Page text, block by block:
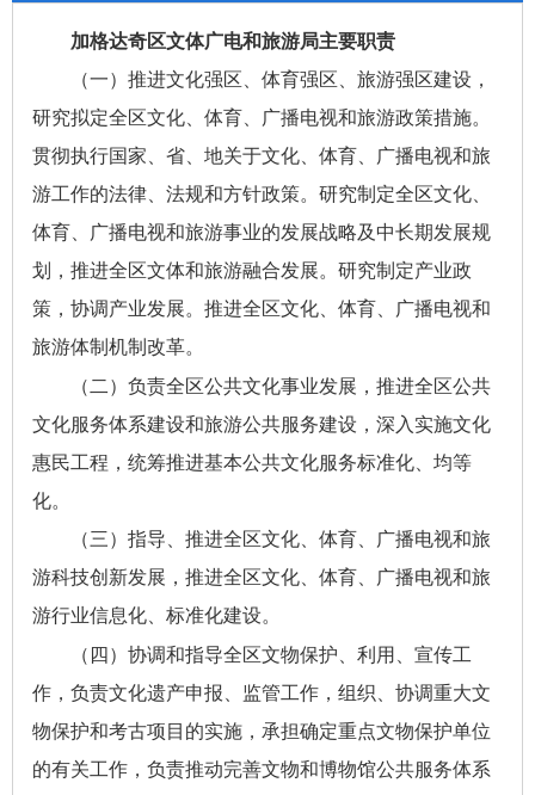
加格达奇区文体广电和旅游局主要职责
（一）推进文化强区、体育强区、旅游强区建设，
研究拟定全区文化、体育、广播电视和旅游政策措施。
贯彻执行国家、省、地关于文化、体育、广播电视和旅
游工作的法律、法规和方针政策。研究制定全区文化、
体育、广播电视和旅游事业的发展战略及中长期发展规
划，推进全区文体和旅游融合发展。研究制定产业政
策，协调产业发展。推进全区文化、体育、广播电视和
旅游体制机制改革。
（二）负责全区公共文化事业发展，推进全区公共
文化服务体系建设和旅游公共服务建设，深入实施文化
惠民工程，统筹推进基本公共文化服务标准化、均等
化。
（三）指导、推进全区文化、体育、广播电视和旅
游科技创新发展，推进全区文化、体育、广播电视和旅
游行业信息化、标准化建设。
（四）协调和指导全区文物保护、利用、宣传工
作，负责文化遗产申报、监管工作，组织、协调重大文
物保护和考古项目的实施，承担确定重点文物保护单位
的有关工作，负责推动完善文物和博物馆公共服务体系